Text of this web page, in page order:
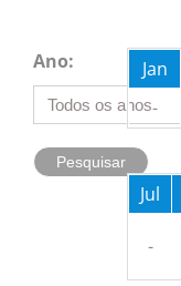
Ano: Jan
-
Jul
-